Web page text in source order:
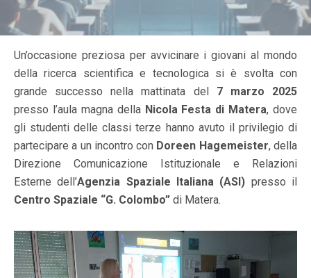
Un’occasione preziosa per avvicinare i giovani al mondo
della ricerca scientifica e tecnologica si è svolta con
grande successo nella mattinata del 7 marzo 2025
presso l’aula magna della Nicola Festa di Matera, dove
gli studenti delle classi terze hanno avuto il privilegio di
partecipare a un incontro con Doreen Hagemeister, della
Direzione Comunicazione Istituzionale e Relazioni
Esterne dell’Agenzia Spaziale Italiana (ASI) presso il
Centro Spaziale “G. Colombo” di Matera.